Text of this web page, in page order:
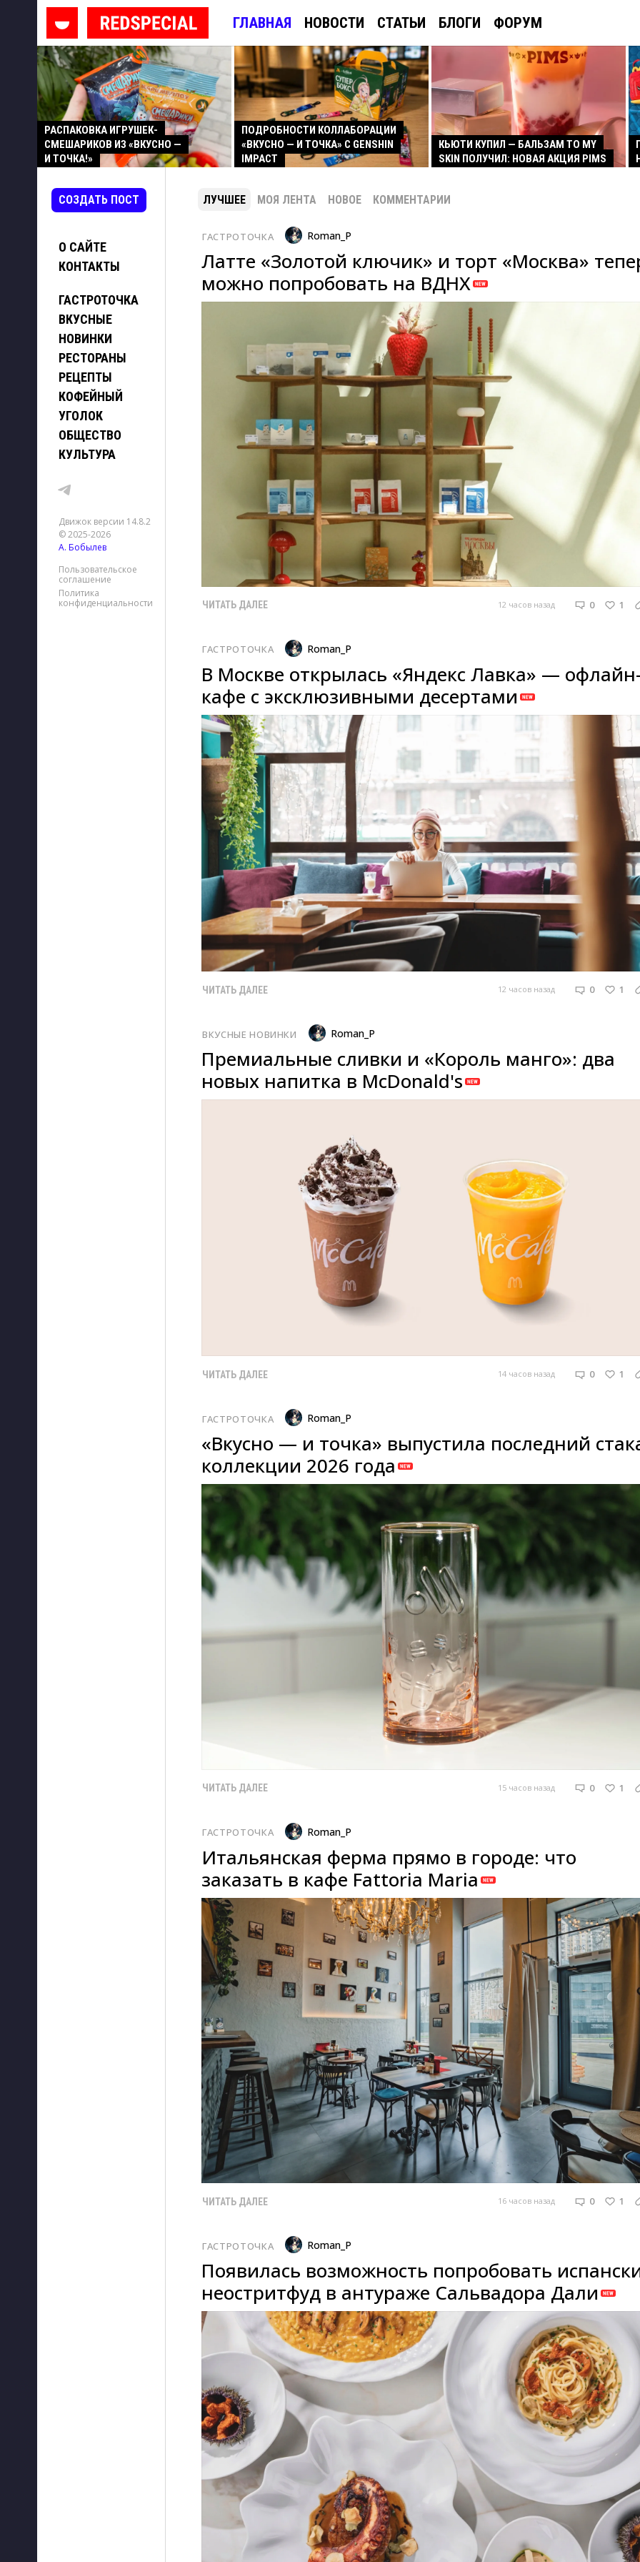
ГЛАВНАЯ НОВОСТИ СТАТЬИ БЛОГИ ФОРУМ
РАСПАКОВКА ИГРУШЕК-
СМЕШАРИКОВ ИЗ «ВКУСНО —
И ТОЧКА!»
ПОДРОБНОСТИ КОЛЛАБОРАЦИИ
«ВКУСНО — И ТОЧКА» С GENSHIN
IMPACT
КЬЮТИ КУПИЛ — БАЛЬЗАМ TO MY
SKIN ПОЛУЧИЛ: НОВАЯ АКЦИЯ PIMS
ЛУЧШЕЕ МОЯ ЛЕНТА НОВОЕ КОММЕНТАРИИ
СОЗДАТЬ ПОСТ
О САЙТЕ
КОНТАКТЫ
ГАСТРОТОЧКА
ВКУСНЫЕ
НОВИНКИ
РЕСТОРАНЫ
РЕЦЕПТЫ
КОФЕЙНЫЙ
УГОЛОК
ОБЩЕСТВО
КУЛЬТУРА
Движок версии 14.8.2
© 2025-2026
А. Бобылев
Пользовательское
соглашение
Политика
конфиденциальности
ГАСТРОТОЧКА Roman_P
Латте «Золотой ключик» и торт «Москва»
можно попробовать на ВДНХ
ЧИТАТЬ ДАЛЕЕ 12 часов назад 0 1
ГАСТРОТОЧКА Roman_P
В Москве открылась «Яндекс Лавка» —
кафе с эксклюзивными десертами
ЧИТАТЬ ДАЛЕЕ 12 часов назад 0 1
ВКУСНЫЕ НОВИНКИ Roman_P
Премиальные сливки и «Король манго»: два
новых напитка в McDonald's
ЧИТАТЬ ДАЛЕЕ 14 часов назад 0 1
ГАСТРОТОЧКА Roman_P
«Вкусно — и точка» выпустила последний
коллекции 2026 года
ЧИТАТЬ ДАЛЕЕ 15 часов назад 0 1
ГАСТРОТОЧКА Roman_P
Итальянская ферма прямо в городе: что
заказать в кафе Fattoria Maria
ЧИТАТЬ ДАЛЕЕ 16 часов назад 0 1
ГАСТРОТОЧКА Roman_P
Появилась возможность попробовать
неостритфуд в антураже Сальвадора Дали